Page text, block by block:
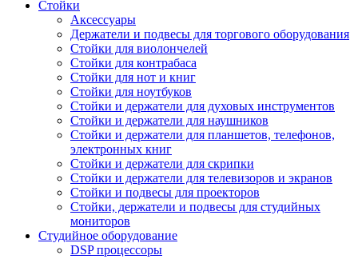
Стойки
Аксессуары
Держатели и подвесы для торгового оборудования
Стойки для виолончелей
Стойки для контрабаса
Стойки для нот и книг
Стойки для ноутбуков
Стойки и держатели для духовых инструментов
Стойки и держатели для наушников
Стойки и держатели для планшетов, телефонов,
электронных книг
Стойки и держатели для скрипки
Стойки и держатели для телевизоров и экранов
Стойки и подвесы для проекторов
Стойки, держатели и подвесы для студийных
мониторов
Студийное оборудование
DSP процессоры